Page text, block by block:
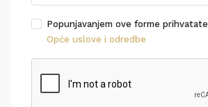
Popunjavanjem ove forme prihvatate
Opće uslove i odredbe